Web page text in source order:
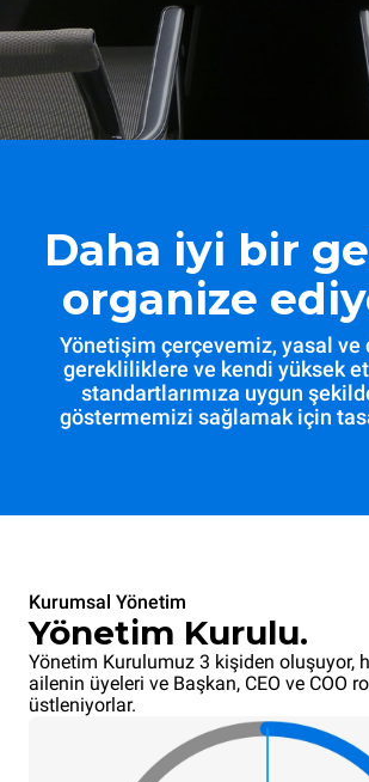
Daha iyi bir
organize
Yönetişim çerçevemiz, yasal ve
gerekliliklere ve kendi yüksek
standartlarımıza uygun
göstermemizi sağlamak için
Kurumsal Yönetim
Yönetim Kurulu.
Yönetim Kurulumuz 3 kişiden oluşuyor,
ailenin üyeleri ve Başkan, CEO ve COO
üstleniyorlar.